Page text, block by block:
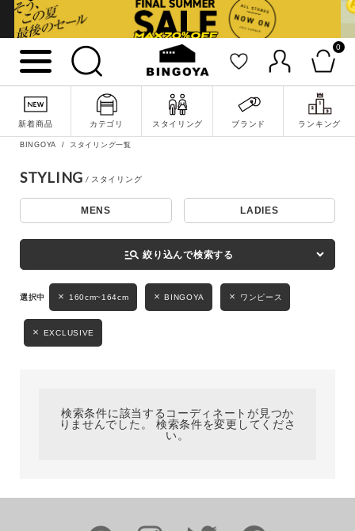
0
新着商品 カテゴリ スタイリング ブランド ランキング
詳細検索
キーワード
性別
MENS LADIES KIDS
ブランド
BINGOYA スタイリング一覧
STYLING
MENS LADIES
manage_search 絞り込んで検索する
160cm~164cm BINGOYA ワンピース
EXCLUSIVE
検索条件に該当するコーディネートが見つか
りませんでした。 検索条件を変更してくださ
い。